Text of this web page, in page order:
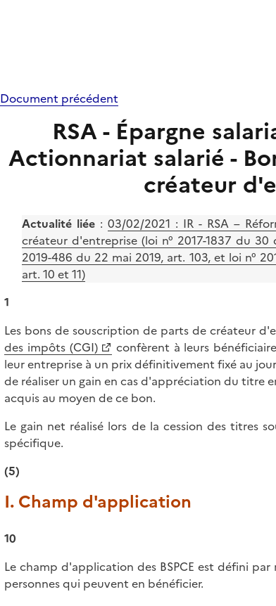
Document précédent
RSA - Épargne
Actionnariat salarié -
créateur
Actualité liée: 03/02/2021 : IR - RSA –
créateur d'entreprise (loi n° 2017-1837 du
2019-486 du 22 mai 2019, art. 103, et loi n°
art. 10 et 11)
1
Les bons de souscription de parts de créateur
des impôts (CGI)
confèrent à leurs
leur entreprise à un prix définitivement fixé au
de réaliser un gain en cas d'appréciation du
acquis au moyen de ce bon.
Le gain net réalisé lors de la cession des titres
spécifique.
(5)
I. Champ d'application
10
Le champ d'application des BSPCE est défini
personnes qui peuvent en bénéficier.